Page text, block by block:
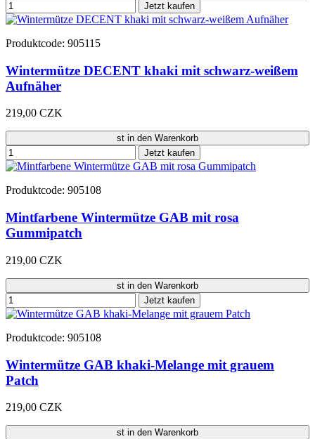
Jetzt kaufen
Produktcode: 905115
Wintermütze DECENT khaki mit schwarz-weißem
Aufnäher
219,00 CZK
st in den Warenkorb
Jetzt kaufen
Produktcode: 905108
Mintfarbene Wintermütze GAB mit rosa
Gummipatch
219,00 CZK
st in den Warenkorb
Jetzt kaufen
Produktcode: 905108
Wintermütze GAB khaki-Melange mit grauem
Patch
219,00 CZK
st in den Warenkorb